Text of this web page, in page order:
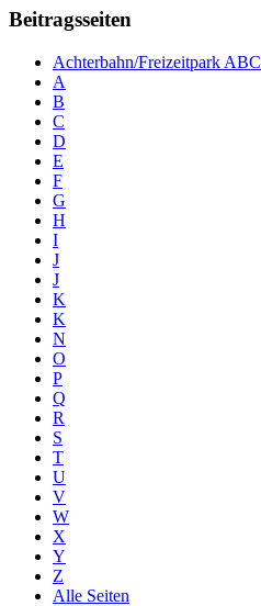
Beitragsseiten
Achterbahn/Freizeitpark ABC
A
B
C
D
E
F
G
H
I
J
J
K
K
N
O
P
Q
R
S
T
U
V
W
X
Y
Z
Alle Seiten